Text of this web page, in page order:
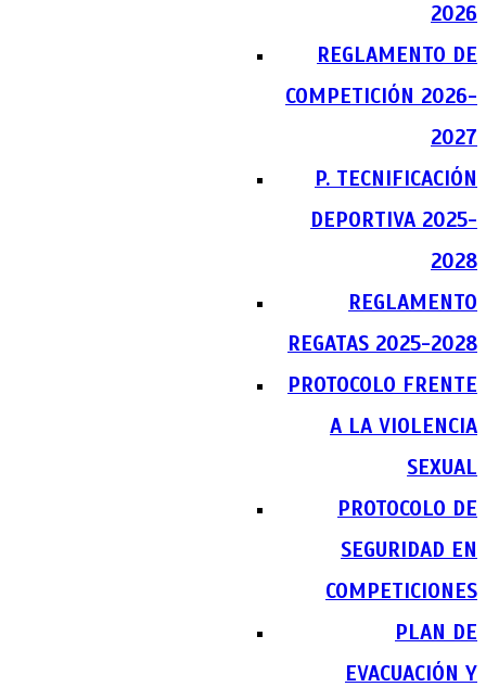
2026
REGLAMENTO DE
COMPETICIÓN 2026-
2027
P. TECNIFICACIÓN
DEPORTIVA 2025-
2028
REGLAMENTO
REGATAS 2025-2028
PROTOCOLO FRENTE
A LA VIOLENCIA
SEXUAL
PROTOCOLO DE
SEGURIDAD EN
COMPETICIONES
PLAN DE
EVACUACIÓN Y